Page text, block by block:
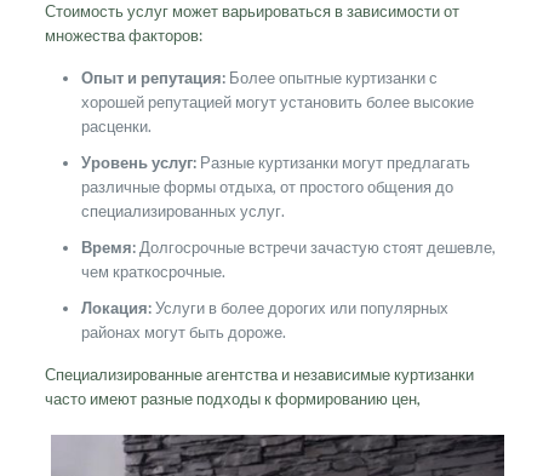
Стоимость услуг может варьироваться в зависимости от
множества факторов:
Опыт и репутация: Более опытные куртизанки с
хорошей репутацией могут установить более высокие
расценки.
Уровень услуг: Разные куртизанки могут предлагать
различные формы отдыха, от простого общения до
специализированных услуг.
Время: Долгосрочные встречи зачастую стоят дешевле,
чем краткосрочные.
Локация:Услуги в более дорогих или популярных
районах могут быть дороже.
Специализированные агентства и независимые куртизанки
часто имеют разные подходы к формированию цен,